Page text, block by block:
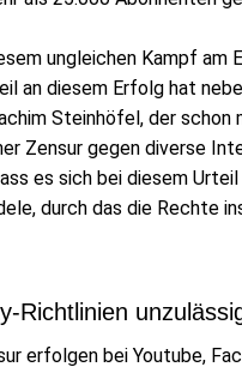
ungleichen Kampf am
an diesem Erfolg hat
Steinhöfel, der schon
Zensur gegen diverse
es sich bei diesem Urteil
durch das die Rechte
Richtlinien
erfolgen bei Youtube,